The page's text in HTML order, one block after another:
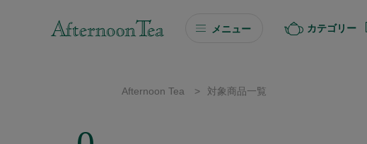
メニュー カテゴリー
Afternoon Tea > 対象商品一覧